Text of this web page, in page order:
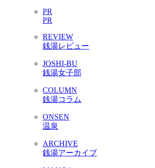
PR
PR
REVIEW
銭湯レビュー
JOSHI-BU
銭湯女子部
COLUMN
銭湯コラム
ONSEN
温泉
ARCHIVE
銭湯アーカイブ